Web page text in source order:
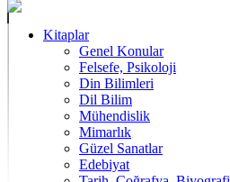
Kitaplar
Genel Konular
Felsefe, Psikoloji
Din Bilimleri
Dil Bilim
Mühendislik
Mimarlık
Güzel Sanatlar
Edebiyat